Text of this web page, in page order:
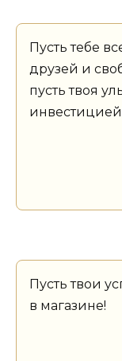
Пусть тебе
друзей и
пусть твоя
Пусть твои
в магазине!